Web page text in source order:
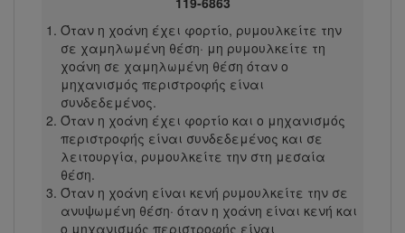
Όταν η χοάνη έχει φορτίο, ρυμουλκείτε την
σε χαμηλωμένη θέση· μη ρυμουλκείτε τη
χοάνη σε χαμηλωμένη θέση όταν ο
μηχανισμός περιστροφής είναι
συνδεδεμένος.
Όταν η χοάνη έχει φορτίο και ο μηχανισμός
περιστροφής είναι συνδεδεμένος και σε
λειτουργία, ρυμουλκείτε την στη μεσαία
θέση.
Όταν η χοάνη είναι κενή ρυμουλκείτε την σε
ανυψωμένη θέση· όταν η χοάνη είναι κενή και
ο μηχανισμός περιστροφής είναι